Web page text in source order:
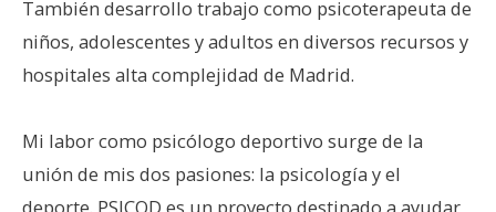
También desarrollo trabajo como psicoterapeuta de
niños, adolescentes y adultos en diversos recursos y
hospitales alta complejidad de Madrid.
Mi labor como psicólogo deportivo surge de la
unión de mis dos pasiones: la psicología y el